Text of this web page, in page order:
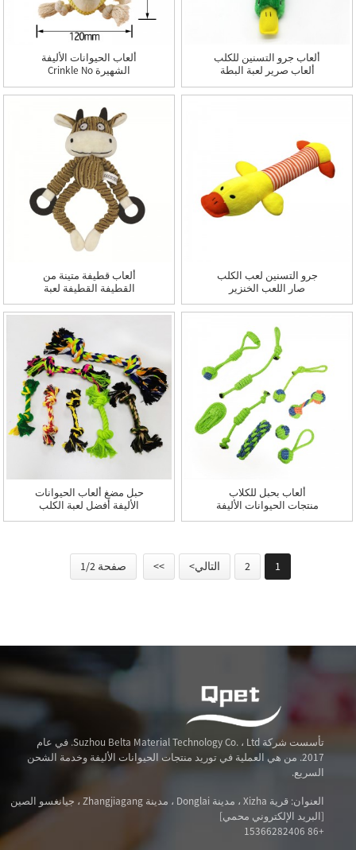
ألعاب الحيوانات الأليفة
الشهيرة Crinkle No
Plush Chew Toy
ألعاب جرو التسنين للكلب
ألعاب صرير لعبة البطة
الحيوانات الأليفة الصارخة
ألعاب قطيفة متينة من
القطيفة القطيفة لعبة
مضغ الكلب لعبة قطيفة
حيوانات أليفة لطيفة
جرو التسنين لعب الكلب
صار اللعب الخنزير
الطبيعي إحضار لعبة صار
صار الحيوانات الأليفة
حبل مضغ ألعاب الحيوانات
الأليفة أفضل لعبة الكلب
أزياء دائمة
ألعاب بحبل للكلاب
منتجات الحيوانات الأليفة
ألعاب مضغ متينة حبل
الأسنان طحن
1
2 التالي> >> صفحة 1/2
تأسست شركة Suzhou Belta Material Technology Co. ، Ltd. في عام
2017. من هي العملية في توريد منتجات الحيوانات الأليفة وخدمة الشحن
السريع.
العنوان: قرية Xizha ، مدينة Donglai ، مدينة Zhangjiagang ، جيانغسو الصين
[البريد الإلكتروني محمي]
+86 15366282406